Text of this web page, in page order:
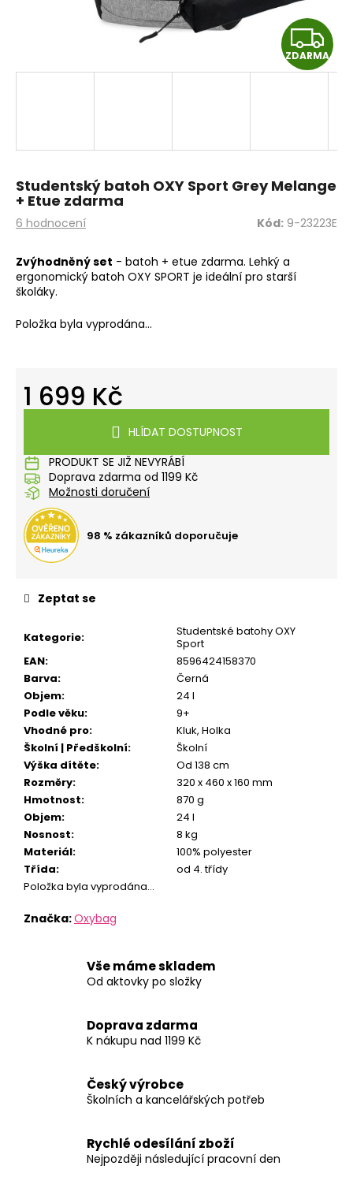
Průměrné
produktu
je
5,0
z
hvězdiček.
6 hodnocení
Studentský batoh OXY Sport Grey Melange
+ Etue zdarma
Kód: 9-23223E
Zvýhodněný set - batoh + etue zdarma. Lehký a
ergonomický batoh OXY SPORT je ideální pro starší
školáky.
Položka byla vyprodána…
1 699 Kč
HLÍDAT DOSTUPNOST
PRODUKT SE JIŽ NEVYRÁBÍ
Doprava zdarma od 1199 Kč
Možnosti doručení
98 % zákazníků doporučuje
Kategorie:
Studentské batohy OXY
Sport
EAN:
8596424158370
Barva:
Černá
Objem:
24 l
Podle věku:
9+
Vhodné pro: Kluk, Holka
Školní | Předškolní:
Školní
Výška dítěte:
Od 138 cm
Rozměry:
320 x 460 x 160 mm
Hmotnost:
870 g
Objem:
24 l
Nosnost:
8 kg
Materiál:
100% polyester
Třída:
od 4. třídy
Položka byla vyprodána…
Značka:Oxybag
Zeptat se
Z
D
A
ZDARMA
Vše máme skladem
Od aktovky po složky
Doprava zdarma
K nákupu nad 1199 Kč
Český výrobce
Školních a kancelářských potřeb
Rychlé odesílání zboží
Nejpozději následující pracovní den
t
HLEDAT
o
p
r
e
BOX
NA
SVAČINU
PŘIHRÁDKOU
PLAYWORLD
139
Kč